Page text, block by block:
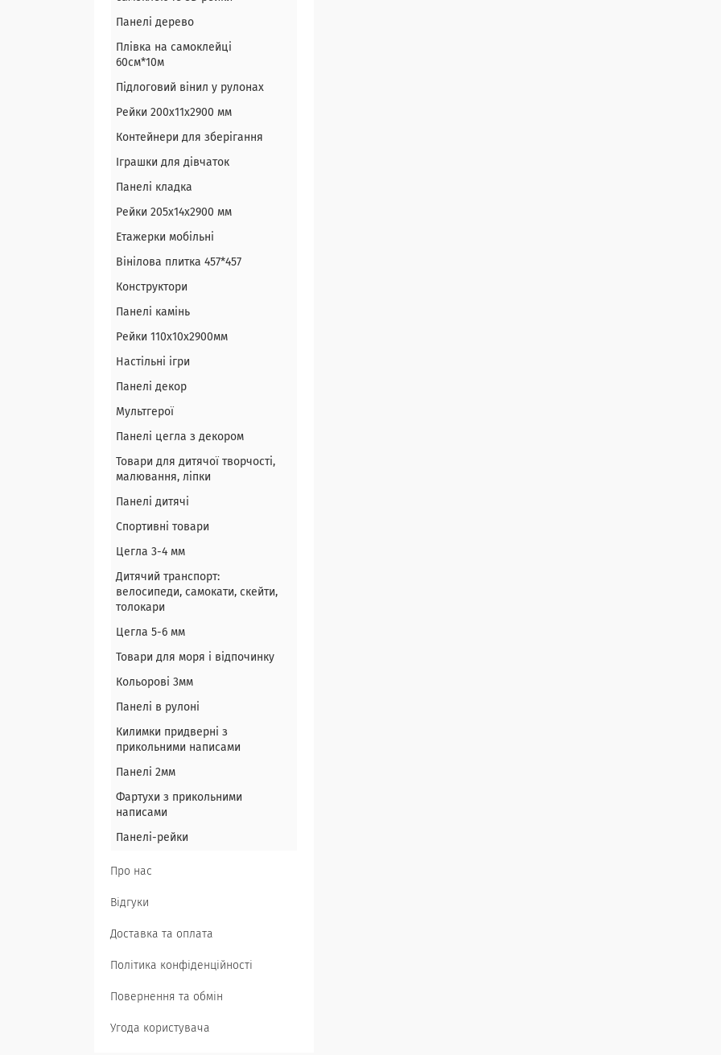
Панелі дерево
Плівка на самоклейці
60см*10м
Підлоговий вінил у рулонах
Рейки 200х11х2900 мм
Контейнери для зберігання
Іграшки для дівчаток
Панелі кладка
Рейки 205х14х2900 мм
Етажерки мобільні
Вінілова плитка 457*457
Конструктори
Панелі камінь
Рейки 110х10х2900мм
Настільні ігри
Панелі декор
Мультгерої
Панелі цегла з декором
Товари для дитячої творчості,
малювання, ліпки
Панелі дитячі
Спортивні товари
Цегла 3-4 мм
Дитячий транспорт:
велосипеди, самокати, скейти,
толокари
Цегла 5-6 мм
Товари для моря і відпочинку
Кольорові 3мм
Панелі в рулоні
Килимки придверні з
прикольними написами
Панелі 2мм
Фартухи з прикольними
написами
Панелі-рейки
Про нас
Відгуки
Доставка та оплата
Політика конфіденційності
Повернення та обмін
Угода користувача